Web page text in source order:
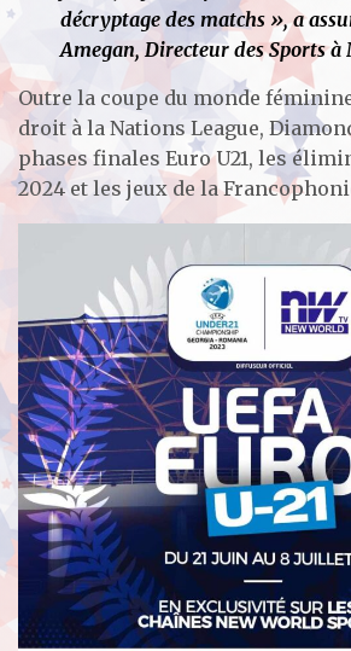
décryptage des matchs », a
Amegan, Directeur des Sports à
Outre la coupe du monde
droit à la Nations League,
phases finales Euro U21, les
2024 et les jeux de la